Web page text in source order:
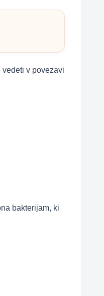
v povezavi
bakterijam, ki